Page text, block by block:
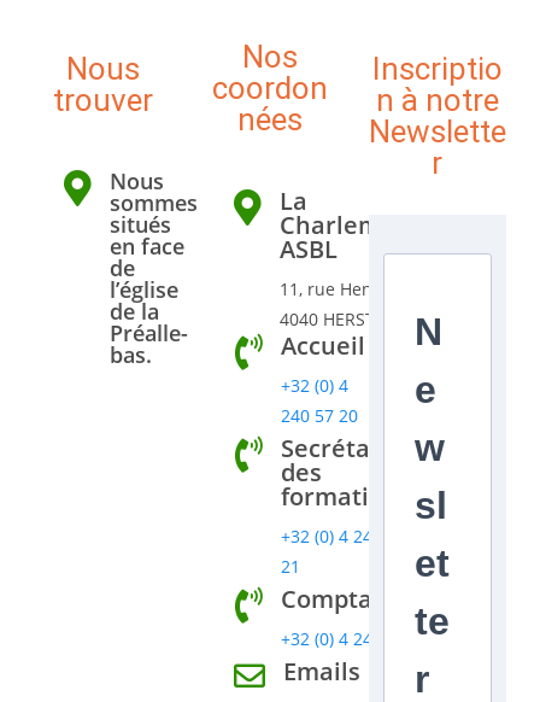
Nous
trouver
Nous
sommes
situés
en face
de
l’église
de la
Préalle-
bas.
Nos
coordon
nées
La
Charlemagn'rie
ASBL
11, rue Henri Nottet
4040 HERSTAL
Accueil
+32 (0) 4
240 57 20
Secrétariat
des
formations
+32 (0) 4 240 57
21
Comptabilité
+32 (0) 4 240 57 22
Emails
Inscriptio
n à notre
Newslette
r
N
e
w
sl
et
te
r